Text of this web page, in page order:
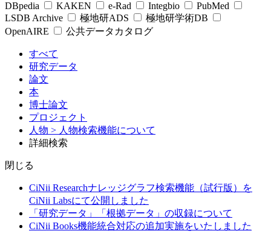
DBpedia
KAKEN e-Rad Integbio
PubMed
LSDB Archive
極地研ADS
極地研学術DB
OpenAIRE
公共データカタログ
すべて
研究データ
論文
本
博士論文
プロジェクト
人物 > 人物検索機能について
詳細検索
閉じる
CiNii Researchナレッジグラフ検索機能（試行版）を
CiNii Labsにて公開しました
「研究データ」「根拠データ」の収録について
CiNii Books機能統合対応の追加実施をいたしました